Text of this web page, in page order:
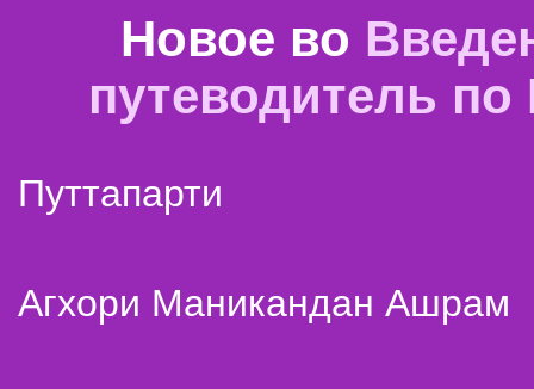
Новое во
путеводитель
Путтапарти
Агхори Маникандан Ашрам